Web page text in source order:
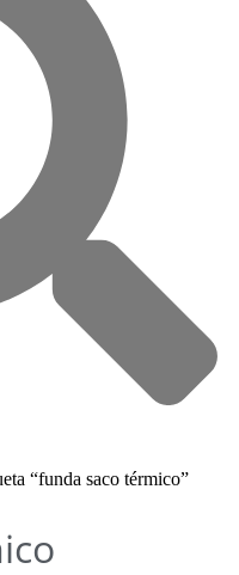
“funda saco térmico”